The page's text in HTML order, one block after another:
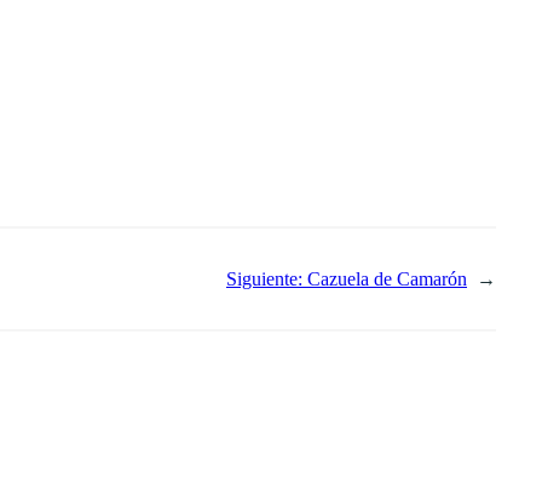
Siguiente: Cazuela de Camarón →